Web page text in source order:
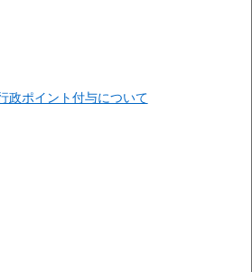
政ポイント付与について